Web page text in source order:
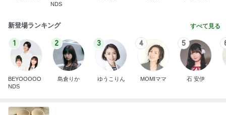
NDS
新登場ランキング すべて見る
1
BEYOOOOO
NDS
2
島倉りか
3
ゆうこりん
4
MOMIママ
5
石 安伊